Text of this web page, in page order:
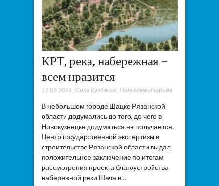
КРТ, река, набережная –
всем нравится
12.03.2026 , Сила Кузбасса , Нет коментариев
В небольшом городе Шацке Рязанской
области додумались до того, до чего в
Новокузнецке додуматься не получается.
Центр государственной экспертизы в
строительстве Рязанской области выдал
положительное заключение по итогам
рассмотрения проекта благоустройства
набережной реки Шача в…